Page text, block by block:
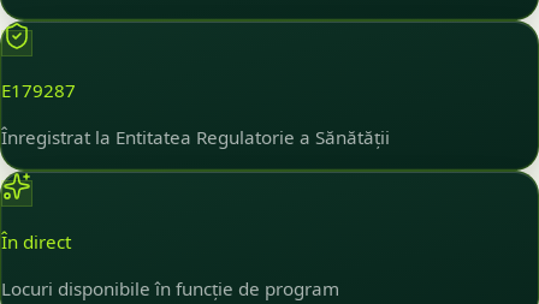
E179287
Înregistrat la Entitatea Regulatorie a Sănătății
În direct
Locuri disponibile în funcție de program